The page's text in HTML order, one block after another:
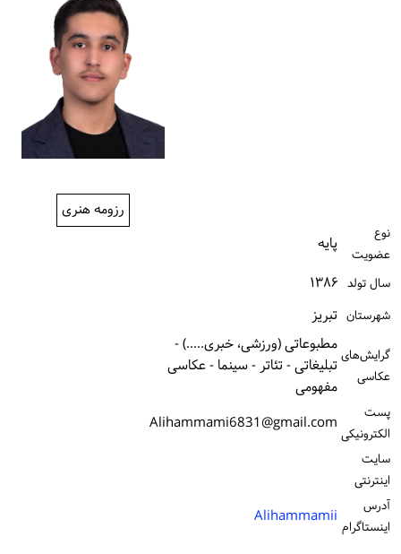
رزومه هنری
نوع
عضویت
پایه
سال تولد ۱۳۸۶
شهرستان تبریز
گرایش‌های
عکاسی
مطبوعاتی (ورزشی، خبری.....) -
تبلیغاتی - تئاتر - سینما - عکاسی
مفهومی
پست
الكترونیكی Alihammami6831@gmail.com
سایت
اینترنتی
آدرس
اینستاگرام Alihammamii